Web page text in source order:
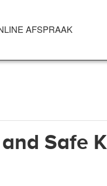
AFSPRAAK
Safe